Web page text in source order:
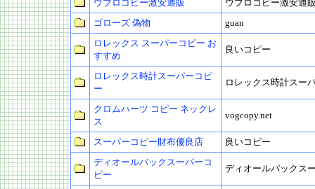
ウブロコピー激安通販
ウブロコピー激安通
ゴローズ 偽物
guan
ロレックス スーパーコピー お
すすめ
良いコピー
ロレックス時計スーパーコピ
ー
ロレックス時計スー
クロムハーツ コピー ネックレ
ス
vogcopy.net
スーパーコピー財布優良店
良いコピー
ディオールバックスーパーコ
ピー
ディオールバックス